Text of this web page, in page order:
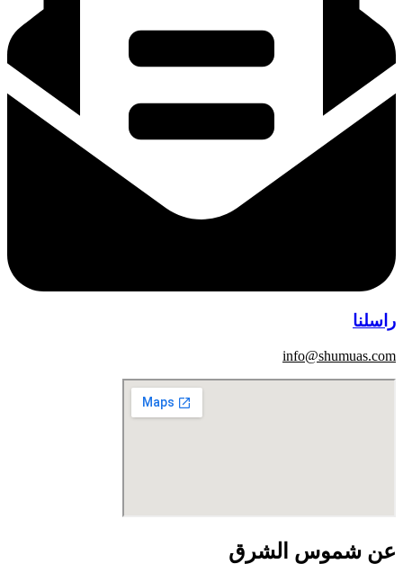
راسلنا
info@shumuas.com
عن شموس الشرق